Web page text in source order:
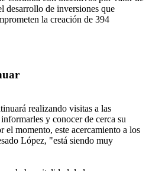
desarrollo de inversiones que
la creación de 394
realizando visitas a las
y conocer de cerca su
el momento, este acercamiento a los
López, "está siendo muy